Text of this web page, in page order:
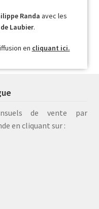
Randa avec les
Laubier.
en cliquant ici.
de vente par
en cliquant sur :